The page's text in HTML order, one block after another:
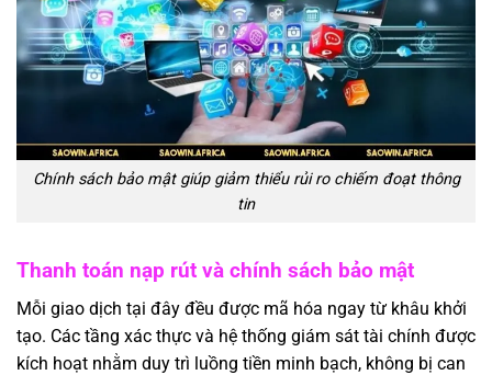
Chính sách bảo mật giúp giảm thiểu rủi ro chiếm đoạt thông
tin
Thanh toán nạp rút và chính sách bảo mật
Mỗi giao dịch tại đây đều được mã hóa ngay từ khâu khởi
tạo. Các tầng xác thực và hệ thống giám sát tài chính được
kích hoạt nhằm duy trì luồng tiền minh bạch, không bị can